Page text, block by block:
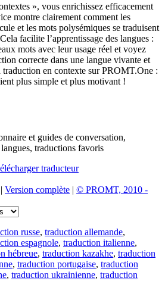
», vous enrichissez efficacement
montre clairement comment les
et les mots polysémiques se traduisent
facilite l’apprentissage des langues :
mots avec leur usage réel et voyez
correcte dans une langue vivante et
en contexte sur PROMT.One :
plus simple et plus motivant !
et guides de conversation,
traductions favoris
| Version complète | © PROMT, 2010 -
russe, traduction allemande,
espagnole, traduction italienne,
hébreue, traduction kazakhe, traduction
, traduction portugaise, traduction
, traduction ukrainienne, traduction